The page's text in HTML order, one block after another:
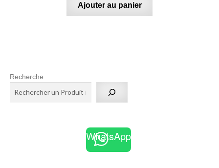
Ajouter au panier
Recherche
WhatsApp